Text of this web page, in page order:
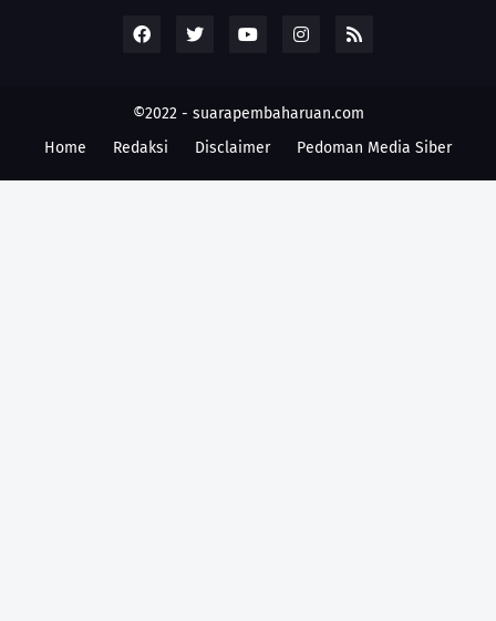
©2022 - suarapembaharuan.com
Home
Redaksi Disclaimer Pedoman Media Siber